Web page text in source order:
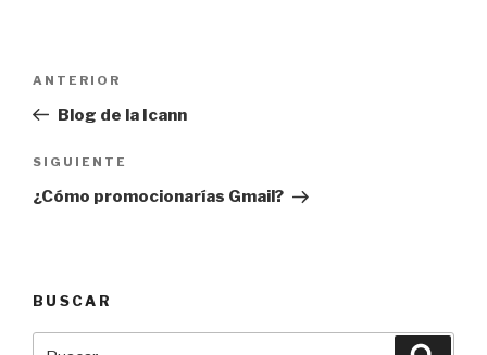
entradas
Entrada
anterior:
ANTERIOR
Blog de la Icann
Siguiente
entrada
SIGUIENTE
¿Cómo promocionarías Gmail?
BUSCAR